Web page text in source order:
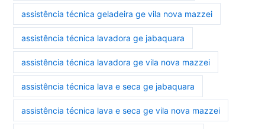
assistência técnica geladeira ge vila nova mazzei
assistência técnica lavadora ge jabaquara
assistência técnica lavadora ge vila nova mazzei
assistência técnica lava e seca ge jabaquara
assistência técnica lava e seca ge vila nova mazzei